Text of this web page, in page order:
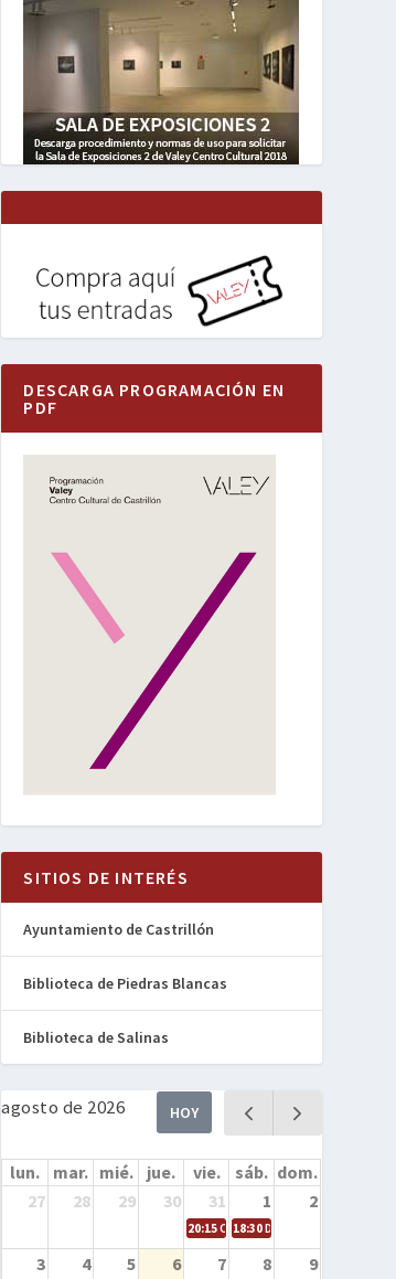
DESCARGA PROGRAMACIÓN EN
PDF
SITIOS DE INTERÉS
Ayuntamiento de Castrillón
Biblioteca de Piedras Blancas
Biblioteca de Salinas
agosto de 2026 HOY
lun. mar. mié. jue. vie. sáb. dom.
27
28 29 30 31 1 2
20:15Cine en la calle – Cómo
18:30Danza – Cita en el
3 4 5 6 7 8 9